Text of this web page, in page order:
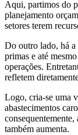
Aqui, partimos do
planejamento
setores terem
Do outro lado, há a
primas e até
operações.
refletem
Logo, cria-se uma
abastecimentos
também aumenta.